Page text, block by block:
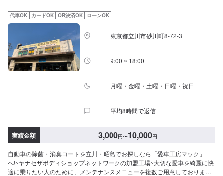
代車OK カードOK QR決済OK ローンOK
東京都立川市砂川町8-72-3
9:00 ~ 18:00
月曜・金曜・土曜・日曜・祝日
平均8時間で返信
実績金額 3,000円〜10,000円
自動車の除菌・消臭コートを立川・昭島でお探しなら「愛車工房マック」
へ!~ヤナセザボディショップネットワークの加盟工場~大切な愛車を綺麗に快
適に乗りたい人のために、メンテナンスメニューを複数ご用意しておりま